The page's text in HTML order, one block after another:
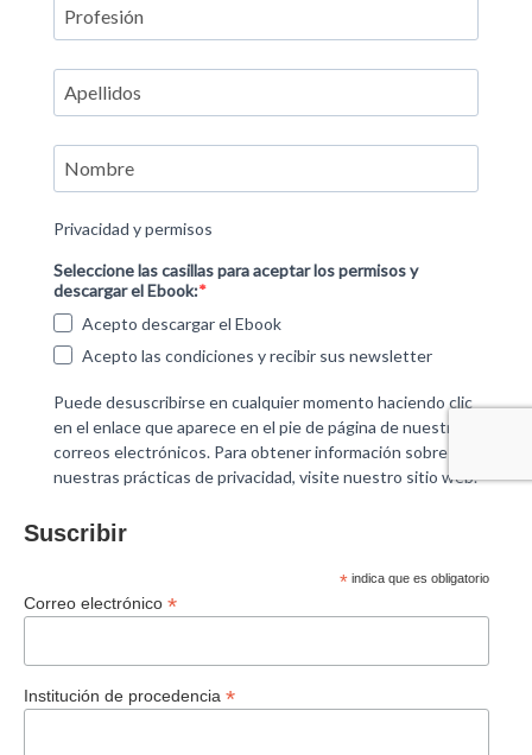
Suscribir
*indica que es obligatorio
Correo electrónico *
Institución de procedencia *